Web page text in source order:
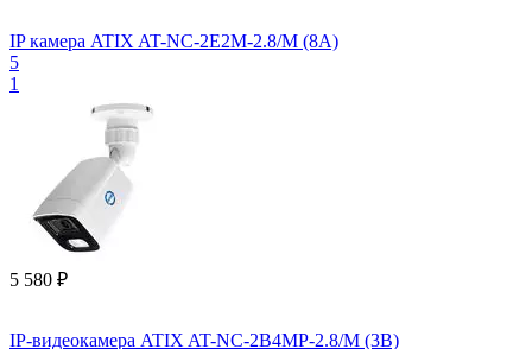
IP камера ATIX AT-NC-2E2M-2.8/M (8A)
5
1
5 580 ₽
IP-видеокамера ATIX AT-NC-2B4MP-2.8/M (3B)